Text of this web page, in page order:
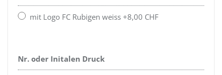
mit Logo FC Rubigen weiss +8,00 CHF
Nr. oder Initalen Druck